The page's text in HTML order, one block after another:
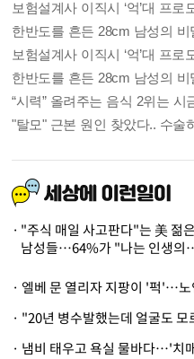
"주식 매일 사고판다"는 美 젊은
남성들…64%가 "나는 인생의